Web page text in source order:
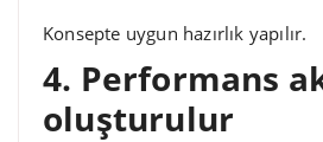
Konsepte uygun hazırlık yapılır.
4. Performans
oluşturulur